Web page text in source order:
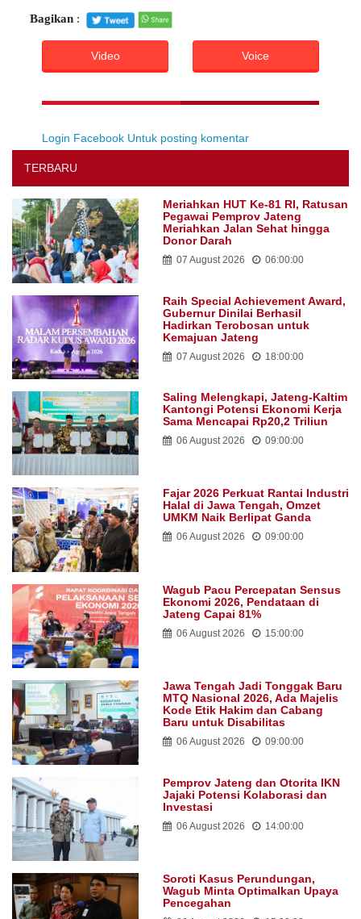
Bagikan :
Video Voice
Login Facebook Untuk posting komentar
TERBARU
Meriahkan HUT Ke-81 RI, Ratusan
Pegawai Pemprov Jateng
Meriahkan Jalan Sehat hingga
Donor Darah
07 August 2026 06:00:00
Raih Special Achievement Award,
Gubernur Dinilai Berhasil
Hadirkan Terobosan untuk
Kemajuan Jateng
07 August 2026 18:00:00
Saling Melengkapi, Jateng-Kaltim
Kantongi Potensi Ekonomi Kerja
Sama Mencapai Rp20,2 Triliun
06 August 2026 09:00:00
Fajar 2026 Perkuat Rantai Industri
Halal di Jawa Tengah, Omzet
UMKM Naik Berlipat Ganda
06 August 2026 09:00:00
Wagub Pacu Percepatan Sensus
Ekonomi 2026, Pendataan di
Jateng Capai 81%
06 August 2026 15:00:00
Jawa Tengah Jadi Tonggak Baru
MTQ Nasional 2026, Ada Majelis
Kode Etik Hakim dan Cabang
Baru untuk Disabilitas
06 August 2026 09:00:00
Pemprov Jateng dan Otorita IKN
Jajaki Potensi Kolaborasi dan
Investasi
06 August 2026 14:00:00
Soroti Kasus Perundungan,
Wagub Minta Optimalkan Upaya
Pencegahan